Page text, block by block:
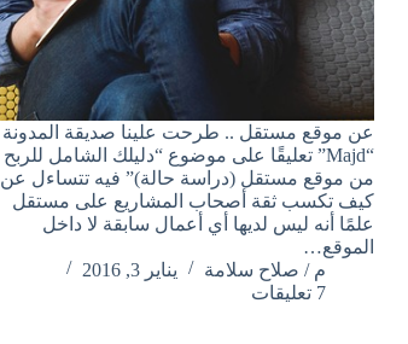
عن موقع مستقل .. طرحت علينا صديقة المدونة
“Majd” تعليقًا على موضوع “دليلك الشامل للربح
من موقع مستقل (دراسة حالة)” فيه تتساءل عن
كيف تكسب ثقة أصحاب المشاريع على مستقل
علمًا أنه ليس لديها أي أعمال سابقة لا داخل
الموقع…
م / صلاح سلامة
يناير 3, 2016
7 تعليقات